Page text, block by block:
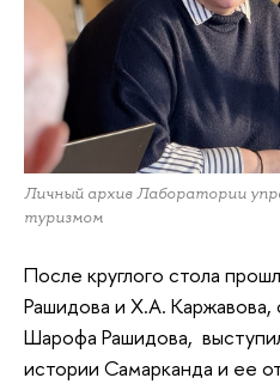
Личный архив Лаборатории
туризмом
После круглого стола
Рашидова и Х.А.
Шарофа Рашидова,
истории Самарканда и ее